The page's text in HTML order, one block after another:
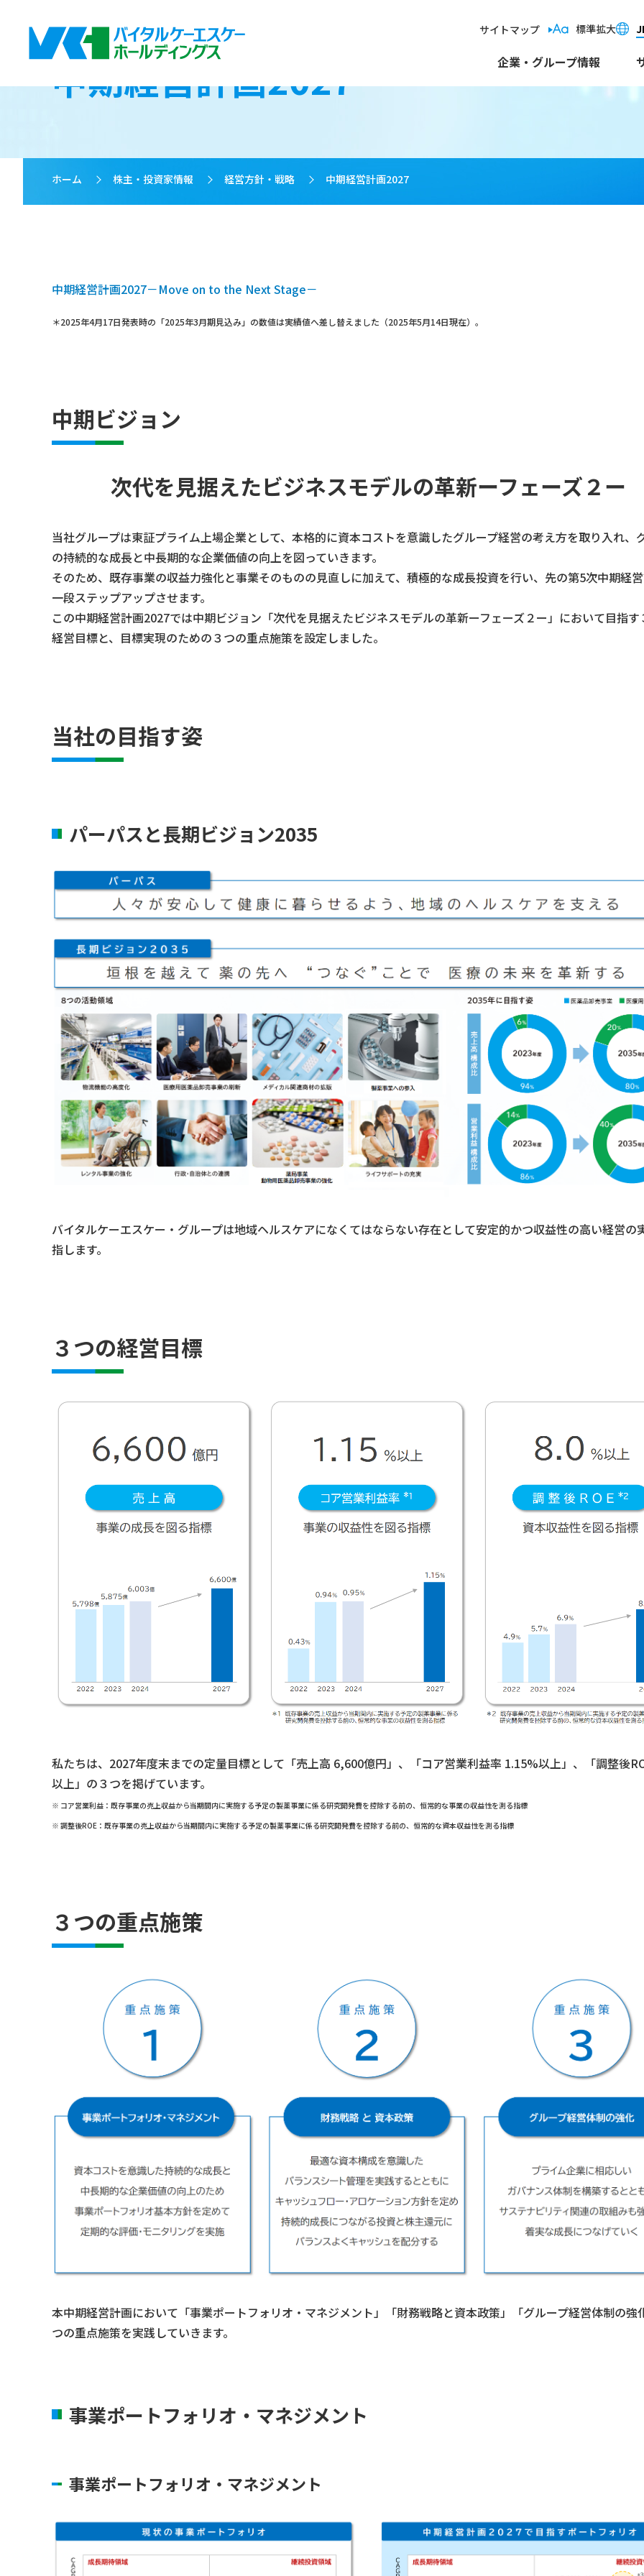
サイトマップ 標準拡大
企業・グループ情報
中期経営計画2027
ホーム > 株主・投資家情報 > 経営方針・戦略 > 中期経営計画2027
中期経営計画2027－Move on to the Next Stage－
＊2025年4月17日発表時の「2025年3月期見込み」の数値は実績値へ差し替えました（2025年5月14日現在）。
中期ビジョン
次代を見据えたビジネスモデルの革新ーフェーズ２ー
当社グループは東証プライム上場企業として、本格的に資本コストを意識したグループ経営の考え方を取り入れ、
の持続的な成長と中長期的な企業価値の向上を図っていきます。
そのため、既存事業の収益力強化と事業そのものの見直しに加えて、積極的な成長投資を行い、先の第5次中期経
一段ステップアップさせます。
この中期経営計画2027では中期ビジョン「次代を見据えたビジネスモデルの革新ーフェーズ２ー」において目指す
経営目標と、目標実現のための３つの重点施策を設定しました。
当社の目指す姿
パーパスと長期ビジョン2035
バイタルケーエスケー・グループは地域ヘルスケアになくてはならない存在として安定的かつ収益性の高い経営の
指します。
３つの経営目標
私たちは、2027年度末までの定量目標として「売上高 6,600億円」、「コア営業利益率 1.15%以上」、「調整後
以上」の３つを掲げています。
※ コア営業利益：既存事業の売上収益から当期間内に実施する予定の製薬事業に係る研究開発費を控除する前の、恒常的な事業の収益性を測る指標
※ 調整後ROE：既存事業の売上収益から当期間内に実施する予定の製薬事業に係る研究開発費を控除する前の、恒常的な資本収益性を測る指標
３つの重点施策
本中期経営計画において「事業ポートフォリオ・マネジメント」「財務戦略と資本政策」「グループ経営体制の強
つの重点施策を実践していきます。
事業ポートフォリオ・マネジメント
事業ポートフォリオ・マネジメント